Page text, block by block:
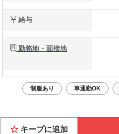
給与
勤務地・面接地
制服あり 車通勤OK
キープに追加